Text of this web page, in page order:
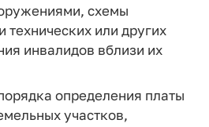
схемы
или других
инвалидов вблизи их
определения платы
участков,